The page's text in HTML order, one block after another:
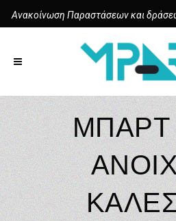
Ανακοίνωση Παραστάσεων και
ΜΠΑΡΤ